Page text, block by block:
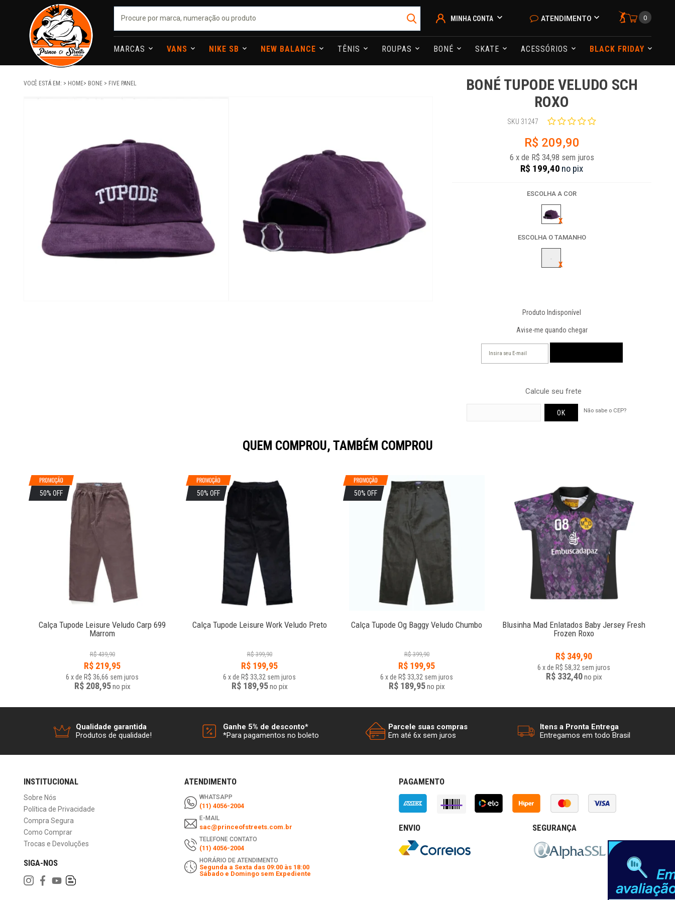
MINHA CONTA ATENDIMENTO 0
MARCAS VANS NIKE SB NEW BALANCE TÊNIS ROUPAS BONÉ SKATE ACESSÓRIOS BLACK FRIDAY
VOCÊ ESTÁ EM: HOME BONE FIVE PANEL
BONÉ TUPODE VELUDO SCH
ROXO
SKU 31247
R$ 209,90
6 x de R$ 34,98 sem juros
R$ 199,40 no pix
ESCOLHA A COR
ESCOLHA O TAMANHO
-
Produto Indisponível
Avise-me quando chegar
Calcule seu frete
Não sabe o CEP?
QUEM COMPROU, TAMBÉM COMPROU
50% OFF
Calça Tupode Leisure Veludo Carp 699
Marrom
R$ 439,90
R$ 219,95
6 xde R$ 36,66 sem juros
R$ 208,95no pix
50% OFF
Calça Tupode Leisure Work Veludo Preto
R$ 399,90
R$ 199,95
6 xde R$ 33,32 sem juros
R$ 189,95no pix
50% OFF
Calça Tupode Og Baggy Veludo Chumbo
R$ 399,90
R$ 199,95
6 xde R$ 33,32 sem juros
R$ 189,95no pix
Blusinha Mad Enlatados Baby Jersey Fresh
Frozen Roxo
R$ 349,90
6 xde R$ 58,32 sem juros
R$ 332,40no pix
Qualidade garantida
Produtos de qualidade!
Ganhe 5% de desconto*
*Para pagamentos no boleto
Parcele suas compras
Em até 6x sem juros
Itens a Pronta Entrega
Entregamos em todo Brasil
INSTITUCIONAL
Sobre Nós
Política de Privacidade
Compra Segura
Como Comprar
Trocas e Devoluções
SIGA-NOS
ATENDIMENTO
WHATSAPP
(11) 4056-2004
E-MAIL
sac@princeofstreets.com.br
TELEFONE CONTATO
(11) 4056-2004
HORÁRIO DE ATENDIMENTO
Segunda a Sexta das 09:00 às 18:00
Sábado e Domingo sem Expediente
PAGAMENTO
ENVIO SEGURANÇA